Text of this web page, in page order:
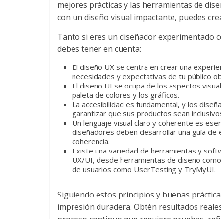
Empresas,
Negocios,
Trendings,
Dinero,
Economía,
Diseño
Web,
Móviles,
Estrategias
Digitales,
Estrategias
Publicitarias,
Alianzas,
Clientes,
Tecnología,
Noticias,
Artículos,
mejores prácticas y las herramientas de
con un diseño visual impactante, puedes
Tanto si eres un diseñador experimentado
debes tener en cuenta:
El diseño UX se centra en crear una
necesidades y expectativas de tu público
El diseño UI se ocupa de los aspectos
paleta de colores y los gráficos.
La accesibilidad es fundamental, y los
garantizar que sus productos sean
Un lenguaje visual claro y coherente es
diseñadores deben desarrollar una guía
coherencia.
Existe una variedad de herramientas y
UX/UI, desde herramientas de diseño
de usuarios como UserTesting y TryMyUI.
Siguiendo estos principios y buenas
impresión duradera. Obtén resultados